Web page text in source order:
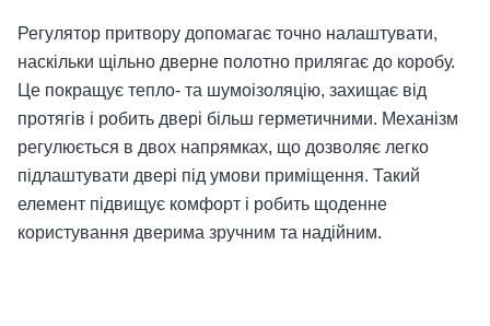
Регулятор притвору допомагає точно налаштувати,
наскільки щільно дверне полотно прилягає до коробу.
Це покращує тепло- та шумоізоляцію, захищає від
протягів і робить двері більш герметичними. Механізм
регулюється в двох напрямках, що дозволяє легко
підлаштувати двері під умови приміщення. Такий
елемент підвищує комфорт і робить щоденне
користування дверима зручним та надійним.